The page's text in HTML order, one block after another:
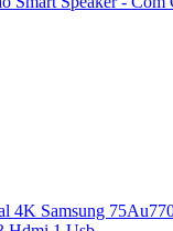
4K Samsung